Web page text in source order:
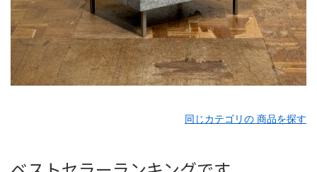
同じカテゴリの 商品を探す